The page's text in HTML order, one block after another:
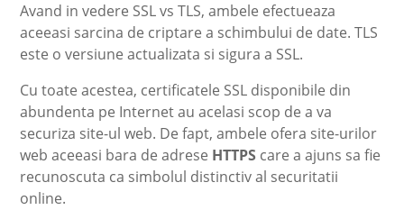
Avand in vedere SSL vs TLS, ambele efectueaza
aceeasi sarcina de criptare a schimbului de date. TLS
este o versiune actualizata si sigura a SSL.
Cu toate acestea, certificatele SSL disponibile din
abundenta pe Internet au acelasi scop de a va
securiza site-ul web. De fapt, ambele ofera site-urilor
web aceeasi bara de adrese HTTPS care a ajuns sa fie
recunoscuta ca simbolul distinctiv al securitatii
online.